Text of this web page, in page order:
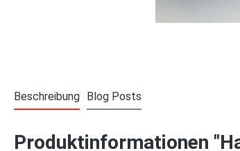
Beschreibung Blog Posts
Produktinformationen